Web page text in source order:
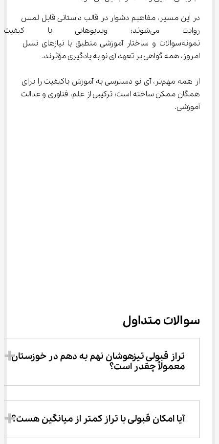
در این مسیر، مفاهیم دشوار در قالب داستانی قابل لمس
روایت می‌شوند؛ ویدیوهایی با
نمونه‌سوالات و ساختار آموزشی منطبق با نیازهای نسل
امروز، همه گواهی بر تعهد آی‌ نو به یادگیری مؤثرند.
از همه مهم‌تر، آی‌ نو دسترسی به آموزش باکیفیت را برای
همگان ممکن ساخته است؛ ترکیبی از علم، فناوری و عدالت
آموزشی.
سوالات متداول
تراز قبولی تیزهوشان نهم به دهم در خوزستان
معمولاً چقدر است؟
آیا امکان قبولی با تراز کمتر از میانگین هست؟